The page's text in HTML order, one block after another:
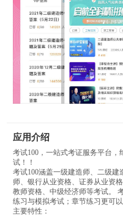
应用介绍
考试100，一站式考证服务平台
试！！
考试100涵盖一级建造师、二级
师、银行从业资格、证券从业资
教师资格、中级经济师等考试。
练习与模拟考试；章节练习更可
主要特性：